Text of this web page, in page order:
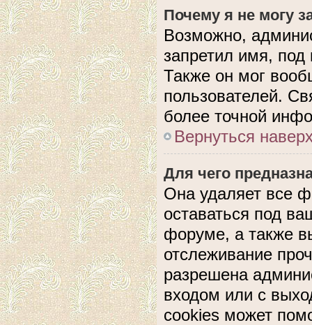
Почему я не могу
Возможно,
запретил имя, под
Также он мог
пользователей.
более точной
Вернуться
Для чего
Она удаляет все
оставаться под
форуме, а также
отслеживание
разрешена
входом или с
cookies может